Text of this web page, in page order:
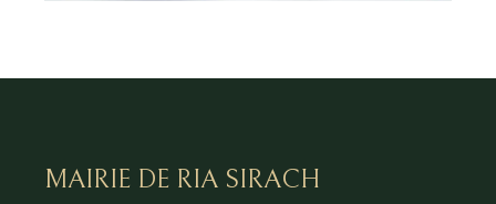
MAIRIE DE RIA SIRACH